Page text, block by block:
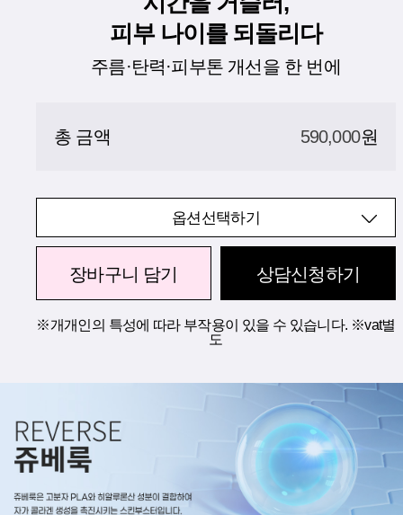
피부 나이를 되돌리다
주름·탄력·피부톤 개선을 한 번에
총 금액 590,000원
옵션선택하기
장바구니 담기 상담신청하기
※개개인의 특성에 따라 부작용이 있을 수 있습니다. ※vat별
도